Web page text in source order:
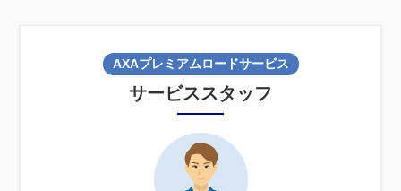
AXAプレミアムロードサービス
サービススタッフ